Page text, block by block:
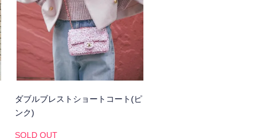
ダブルブレストショートコート(ピ
ンク)
SOLD OUT